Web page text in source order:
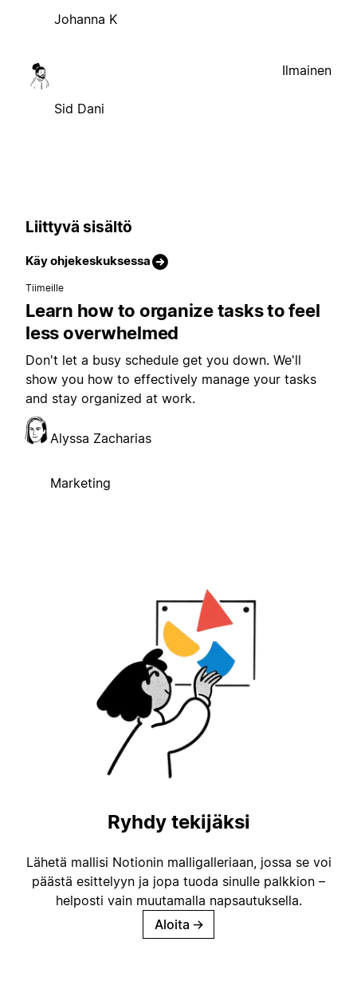
Johanna K
Sid Dani
Ilmainen
Liittyvä sisältö
Käy ohjekeskuksessa
Tiimeille
Learn how to organize tasks to feel
less overwhelmed
Don't let a busy schedule get you down. We'll
show you how to effectively manage your tasks
and stay organized at work.
Alyssa Zacharias
Marketing
Ryhdy tekijäksi
Lähetä mallisi Notionin malligalleriaan, jossa se voi
päästä esittelyyn ja jopa tuoda sinulle palkkion –
helposti vain muutamalla napsautuksella.
Aloita →